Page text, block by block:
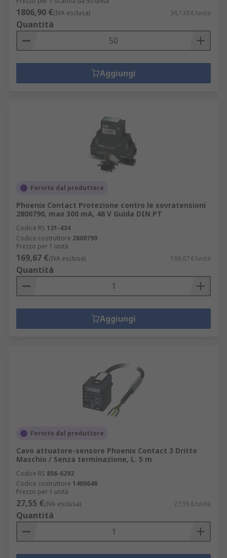
1806,90 €(IVA esclusa) 36,138 €/unità
Quantità
Aggiungi
Fornito dal produttore
Phoenix Contact Protezione contro le sovratensioni
2800790, max 300 mA, 48 V Guida DIN PT
Codice RS 131-434
Codice costruttore 2800790
Prezzo per 1 unità
169,67 €(IVA esclusa) 169,67 €/unità
Quantità
Aggiungi
Fornito dal produttore
Cavo attuatore-sensore Phoenix Contact 3 Dritto
Maschio / Senza terminazione, L. 5 m
Codice RS 856-6292
Codice costruttore 1400648
Prezzo per 1 unità
27,55 €(IVA esclusa) 27,55 €/unità
Quantità